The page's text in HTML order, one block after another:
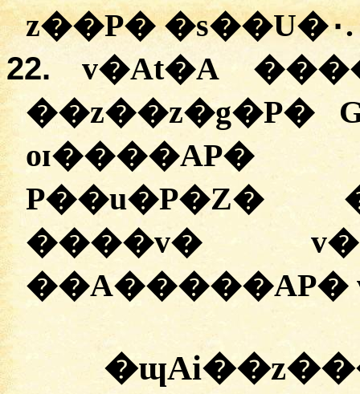
z��P� �s��U�۰.
22.
v�At�A
��z��z�g�P�
P��u�P�Z�
����v�
��A�����AP�